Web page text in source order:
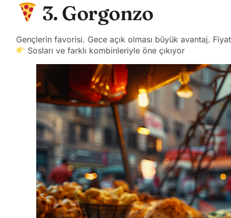
3. Gorgonzo
Gençlerin favorisi. Gece açık olması büyük avantaj.
Sosları ve farklı kombinleriyle öne çıkıyor